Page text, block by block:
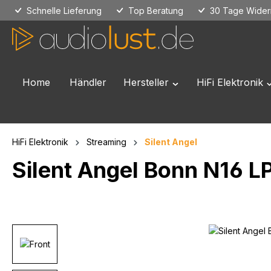
Hauptinhalt springen
Zur Suche springen
Zur Hauptnavigation springen
Schnelle Lieferung Top Beratung 30 Tage
Home Händler Hersteller Öffne oder Schließe
HiFi Elektronik
HiFi Elektronik Streaming Silent Angel
Silent Angel Bonn N16